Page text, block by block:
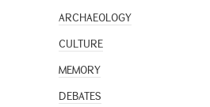
ARCHAEOLOGY
CULTURE
MEMORY
DEBATES